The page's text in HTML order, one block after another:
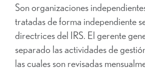
Son organizaciones
tratadas de forma independiente
directrices del IRS. El gerente
separado las actividades de
las cuales son revisadas